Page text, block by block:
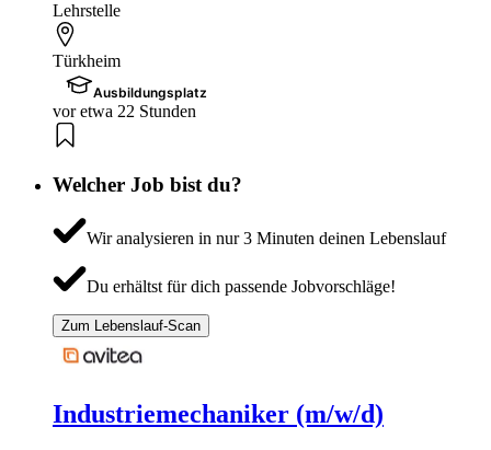
Lehrstelle
Türkheim
Ausbildungsplatz
vor etwa 22 Stunden
Welcher Job bist du?
Wir analysieren in nur 3 Minuten deinen Lebenslauf
Du erhältst für dich passende Jobvorschläge!
Zum Lebenslauf-Scan
Industriemechaniker (m/w/d)